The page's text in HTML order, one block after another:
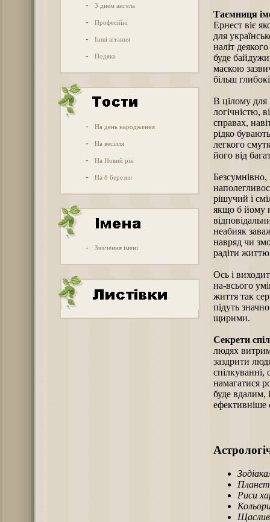
- З днем ангела
- Професійні
- Інші вітання
- Подяка
- На день народження
- На весілля
- На Новий рік
- На 8 березня
- Значення імені
Таємниця
Ернест віє
для
наліт
буде
маскою
більш
В цілому для
логічністю,
справах,
рідко
легкого
його від
рішучий і
якщо б йому
неабияк
навряд чи
радіти
Ось і
на-всього
життя так
підуть
щирими.
Секрети
людях
заздрити
намагатися
буде вдалим,
ефективніше
Риси